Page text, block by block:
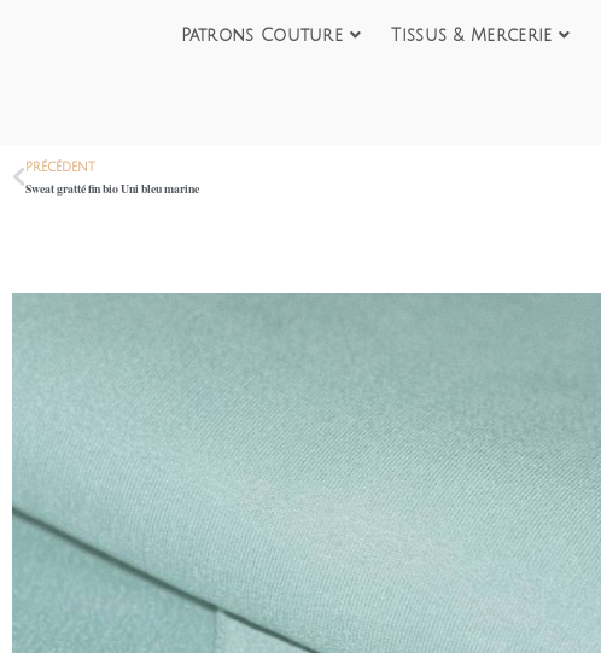
Patrons Couture Tissus & Mercerie
PRÉCÉDENT
Sweat gratté fin bio Uni bleu marine